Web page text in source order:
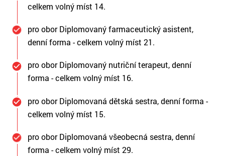
celkem volný míst 14.
pro obor Diplomovaný farmaceutický asistent,
denní forma - celkem volný míst 21.
pro obor Diplomovaný nutriční terapeut, denní
forma - celkem volný míst 16.
pro obor Diplomovaná dětská sestra, denní forma -
celkem volný míst 15.
pro obor Diplomovaná všeobecná sestra, denní
forma - celkem volný míst 29.